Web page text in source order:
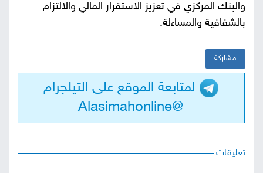
والبنك المركزي في تعزيز الاستقرار المالي والالتزام
بالشفافية والمساءلة.
مشاركة
لمتابعة الموقع على التيلجرام
@Alasimahonline
تعليقات